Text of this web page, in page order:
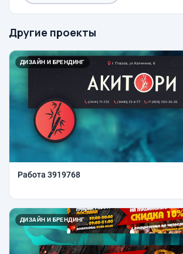
Другие проекты
ДИЗАЙН И БРЕНДИНГ
Работа 3919768
ДИЗАЙН И БРЕНДИНГ